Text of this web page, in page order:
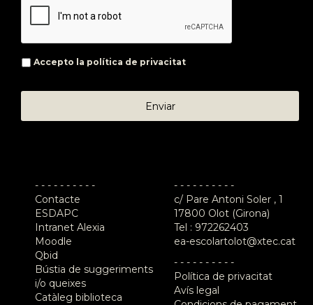
Accepto la política de privacitat
- - - - - - - - - -
Contacte
ESDAPC
Intranet Alexia
Moodle
Qbid
Bústia de suggeriments
i/o queixes
Catàleg biblioteca
- - - - - - - - - -
c/ Pare Antoni Soler , 1
17800 Olot (Girona)
Tel : 972262403
ea-escolartolot@xtec.cat
- - - - - - - - - -
Política de privacitat
Avís legal